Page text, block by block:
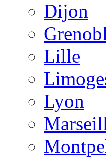
Dijon
Lille
Lyon